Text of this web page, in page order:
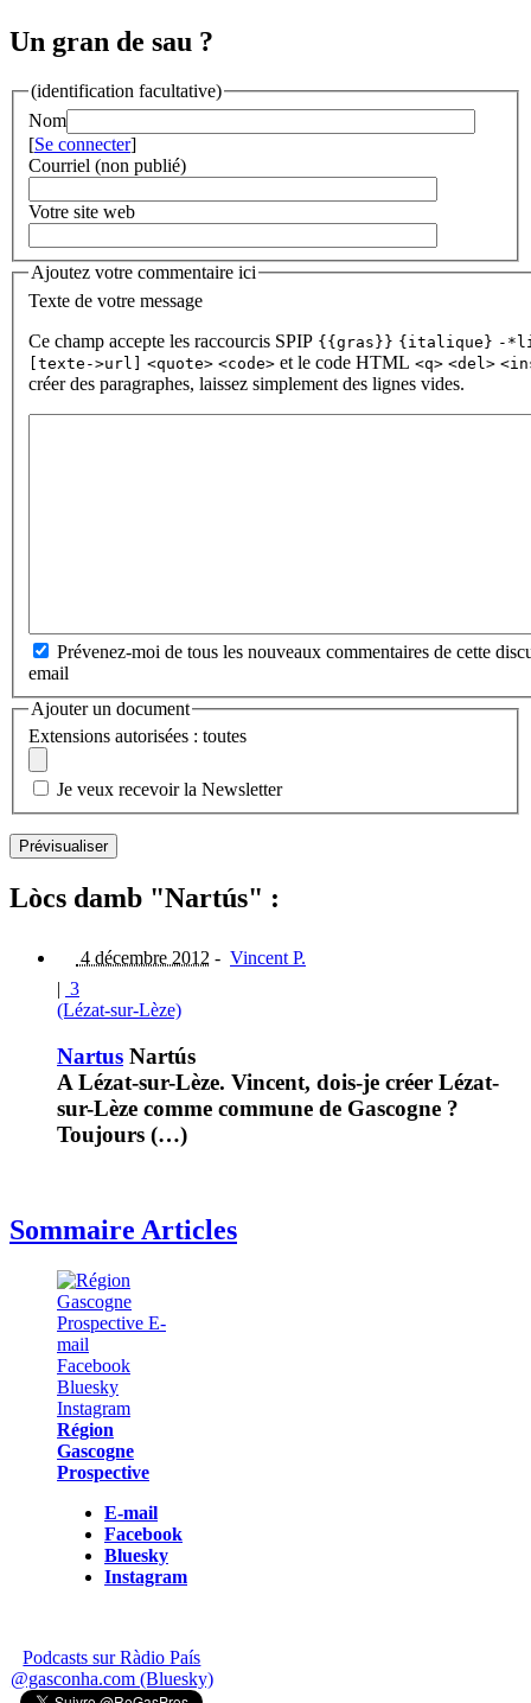
Un gran de sau ?
(identification facultative)
Nom
[Se connecter]
Courriel (non publié)
Votre site web
Ajoutez votre commentaire ici
Texte de votre message
Ce champ accepte les raccourcis SPIP {{gras}} {italique} -
[texte->url] <quote> <code> et le code HTML <q> <del>
créer des paragraphes, laissez simplement des lignes vides.
Prévenez-moi de tous les nouveaux commentaires de cette
email
Ajouter un document
Extensions autorisées : toutes
Je veux recevoir la Newsletter
Lòcs damb "Nartús" :
4 décembre 2012 - Vincent P.
| 3
(Lézat-sur-Lèze)
Nartus Nartús
A Lézat-sur-Lèze. Vincent, dois-je créer Lézat-
sur-Lèze comme commune de Gascogne ?
Toujours (…)
Sommaire Articles
Région
Gascogne
Prospective
E-mail
Facebook
Bluesky
Instagram
Podcasts sur Ràdio País
@gasconha.com (Bluesky)